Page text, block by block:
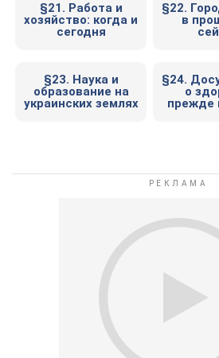
§21. Работа и
хозяйство: когда и
сегодня
§22.
в
§23. Наука и
образование на
украинских землях
§24.
о
прежде